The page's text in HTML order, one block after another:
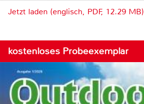
Jetzt laden (englisch, PDF, 12.29 MB)
kostenloses Probeexemplar